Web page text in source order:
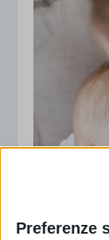
Preferenze